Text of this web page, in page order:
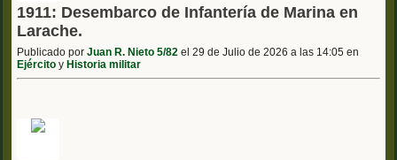
1911: Desembarco de Infantería de Marina en
Larache.
Publicado por Juan R. Nieto 5/82 el 29 de Julio de 2026 a las 14:05 en
Ejército y Historia militar